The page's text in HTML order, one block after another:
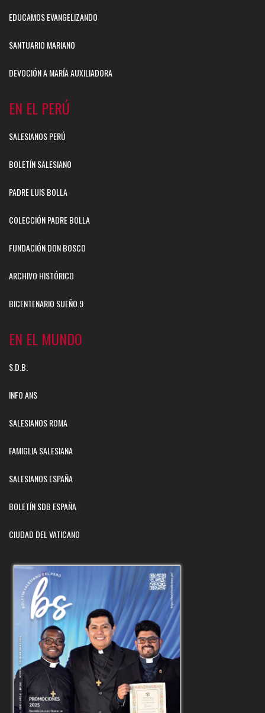
EDUCAMOS EVANGELIZANDO
SANTUARIO MARIANO
DEVOCIÓN A MARÍA AUXILIADORA
EN EL PERÚ
SALESIANOS PERÚ
BOLETÍN SALESIANO
PADRE LUIS BOLLA
COLECCIÓN PADRE BOLLA
FUNDACIÓN DON BOSCO
ARCHIVO HISTÓRICO
BICENTENARIO SUEÑO.9
EN EL MUNDO
S.D.B.
INFO ANS
SALESIANOS ROMA
FAMIGLIA SALESIANA
SALESIANOS ESPAÑA
BOLETÍN SDB ESPAÑA
CIUDAD DEL VATICANO